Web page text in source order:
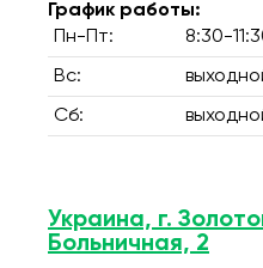
График работы:
Пн-Пт:
8:30-
Вс:
Сб:
Украина, г.
Больничная, 2